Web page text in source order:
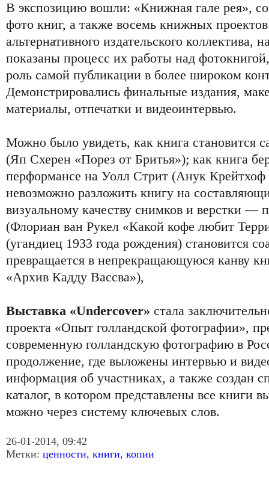
В экспозицию вошли: «Книжная гале рея»,
фото книг, а также восемь книжных
альтернативного издательского коллектива,
показаны процесс их работы над
роль самой публикации в более широком
Демонстрировались финальные издания,
материалы, отпечатки и видеоинтервью.
Можно было увидеть, как книга становится
(Яп Схерен «Порез от Бритья»); как книга
перформансе на Уолл Стрит (Анук Крейтхоф
невозможно разложить книгу на
визуальному качеству снимков и верстки —
(Флориан ван Рукел «Какой кофе любит
(угандиец 1933 года рождения) становится
превращается в непрекращающуюся канву
«Архив Кадду Вассва»),
Выставка «Undercover» стала
проекта «Опыт голландской фотографии»,
современную голландскую фотографию в
продолжение, где выложены интервью и
информация об участниках, а также создан
каталог, в котором представлены все книги
можно через систему ключевых слов.
26-01-2014, 09:42
Метки: ценности, книги, копии